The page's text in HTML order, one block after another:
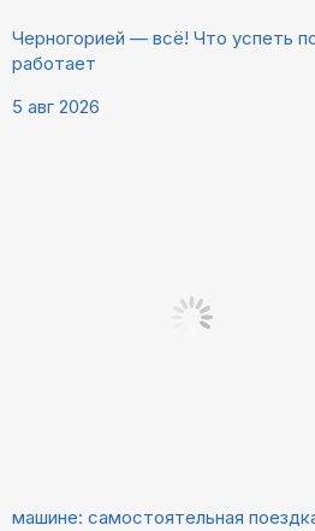
Черногорией — всё! Что успеть
работает
5 авг 2026
машине: самостоятельная